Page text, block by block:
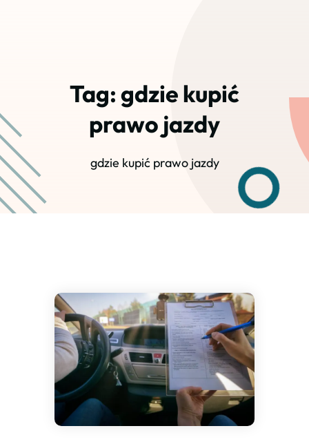
Tag:gdzie kupić
prawo jazdy
gdzie kupić prawo jazdy